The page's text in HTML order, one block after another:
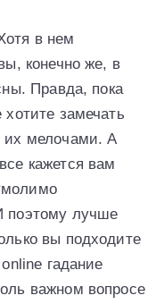
в нем
конечно же, в
Правда, пока
замечать
их мелочами. А
кажется вам
поэтому лучше
вы подходите
гадание
важном вопросе